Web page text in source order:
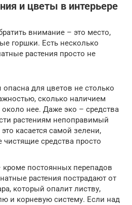
и цветы в интерьере
внимание – это место,
горшки. Есть несколько
растения просто не
для цветов не столько
сколько наличием
нее. Даже эко – средства
растениям непоправимый
касается самой зелени,
чистящие средства просто
постоянных перепадов
растения пострадают от
который опалит листву,
и корневую систему. Если над